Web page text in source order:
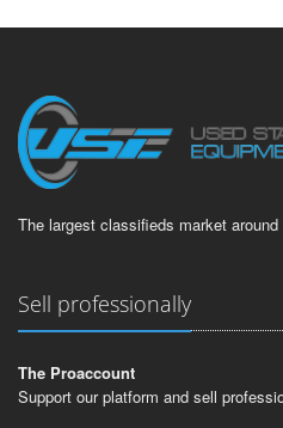
The largest classifieds market
Sell professionally
The Proaccount
Support our platform and sell